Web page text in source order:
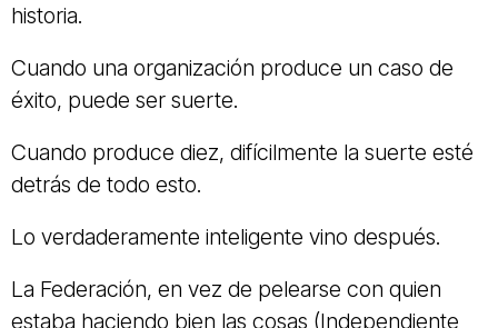
historia.
Cuando una organización produce un caso de
éxito, puede ser suerte.
Cuando produce diez, difícilmente la suerte esté
detrás de todo esto.
Lo verdaderamente inteligente vino después.
La Federación, en vez de pelearse con quien
estaba haciendo bien las cosas (Independiente